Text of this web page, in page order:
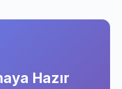
Hazır